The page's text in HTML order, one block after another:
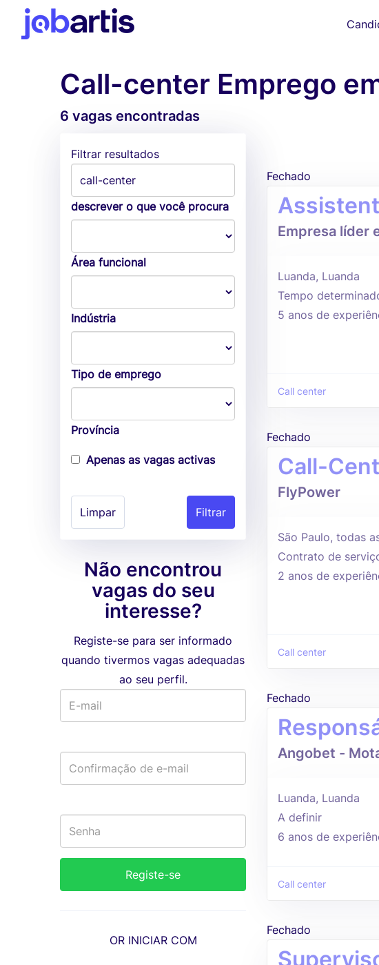
Call-center Emprego
6 vagas encontradas
Filtrar resultados
descrever o que você procura
Área funcional
Indústria
Tipo de emprego
Província
Apenas as vagas activas
Limpar
Não encontrou
vagas do seu
interesse?
Registe-se para ser informado
quando tivermos vagas adequadas
ao seu perfil.
OR INICIAR COM
Fechado
Empresa líder
Luanda, Luanda
Tempo
5 anos de
Call center
Fechado
Call-
FlyPower
São Paulo, todas
Contrato de
2 anos de
Call center
Fechado
Angobet -
Luanda, Luanda
A definir
6 anos de
Call center
Fechado